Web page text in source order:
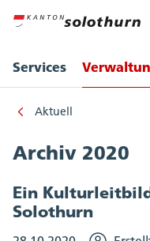
Services
Aktuell
Archiv 2020
Ein
Solothurn